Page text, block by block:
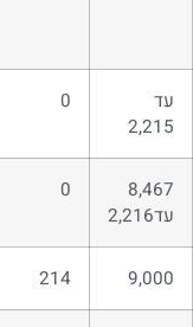
עד
2,215
0
8,467
עד2,216
0
9,000
214